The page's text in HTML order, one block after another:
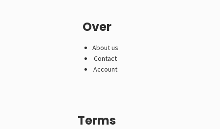
Over
About us
Contact
Account
Terms